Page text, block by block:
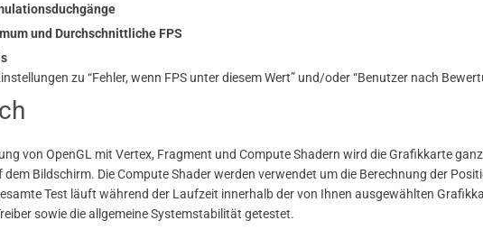
und Durchschnittliche FPS
zu “Fehler, wenn FPS unter diesem Wert” und/oder “Benutzer nach
von OpenGL mit Vertex, Fragment und Compute Shadern wird die Grafikkarte
dem Bildschirm. Die Compute Shader werden verwendet um die Berechnung der
Test läuft während der Laufzeit innerhalb der von Ihnen ausgewählten
sowie die allgemeine Systemstabilität getestet.